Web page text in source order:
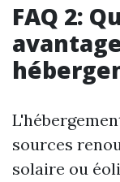
FAQ 2:
sources
solaire ou